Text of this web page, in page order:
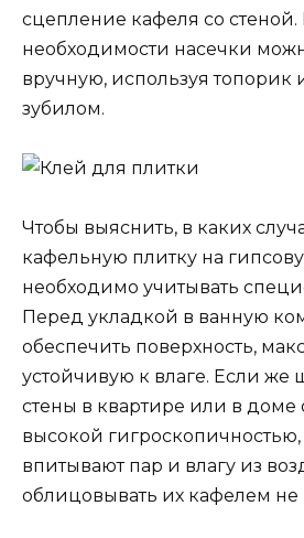
сцепление кафеля со
необходимости насечки
вручную, используя топорик
зубилом.
Чтобы выяснить, в каких
кафельную плитку на
необходимо учитывать
Перед укладкой в ванную
обеспечить поверхность,
устойчивую к влаге. Если же
стены в квартире или в доме
высокой гигроскопичностью,
впитывают пар и влагу из
облицовывать их кафелем не